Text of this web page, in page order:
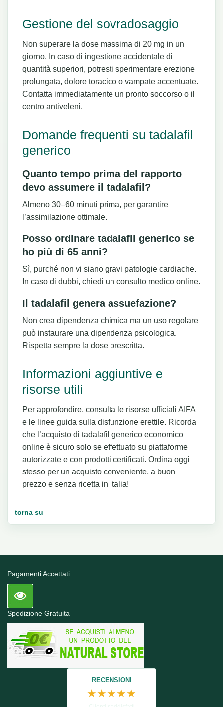
Gestione del sovradosaggio
Non superare la dose massima di 20 mg in un
giorno. In caso di ingestione accidentale di
quantità superiori, potresti sperimentare erezione
prolungata, dolore toracico o vampate accentuate.
Contatta immediatamente un pronto soccorso o il
centro antiveleni.
Domande frequenti su tadalafil
generico
Quanto tempo prima del rapporto
devo assumere il tadalafil?
Almeno 30–60 minuti prima, per garantire
l’assimilazione ottimale.
Posso ordinare tadalafil generico se
ho più di 65 anni?
Sì, purché non vi siano gravi patologie cardiache.
In caso di dubbi, chiedi un consulto medico online.
Il tadalafil genera assuefazione?
Non crea dipendenza chimica ma un uso regolare
può instaurare una dipendenza psicologica.
Rispetta sempre la dose prescritta.
Informazioni aggiuntive e
risorse utili
Per approfondire, consulta le risorse ufficiali AIFA
e le linee guida sulla disfunzione erettile. Ricorda
che l’acquisto di tadalafil generico economico
online è sicuro solo se effettuato su piattaforme
autorizzate e con prodotti certificati. Ordina oggi
stesso per un acquisto conveniente, a buon
prezzo e senza ricetta in Italia!
torna su
Pagamenti Accettati
Spedizione Gratuita
RECENSIONI
★★★★★